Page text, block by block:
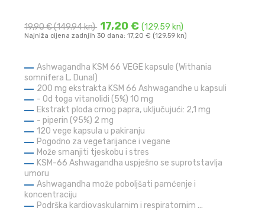
19,90 €(149.94 kn) 17,20 €(129.59 kn)
Najniža cijena zadnjih 30 dana: 17,20 € (129.59 kn)
Ashwagandha KSM 66 VEGE kapsule (Withania
somnifera L. Dunal)
200 mg ekstrakta KSM 66 Ashwagandhe u kapsuli
- Od toga vitanolidi (5%) 10 mg
Ekstrakt ploda crnog papra, uključujući: 2,1 mg
- piperin (95%) 2 mg
120 vege kapsula u pakiranju
Pogodno za vegetarijance i vegane
Može smanjiti tjeskobu i stres
KSM-66 Ashwagandha uspješno se suprotstavlja
umoru
Ashwagandha može poboljšati pamćenje i
koncentraciju
Podrška kardiovaskularnim i respiratornim ...